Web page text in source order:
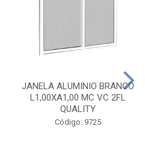
JANELA ALUMINIO BRANCO
L1,00XA1,00 MC VC 2FL
QUALITY
Código: 9725